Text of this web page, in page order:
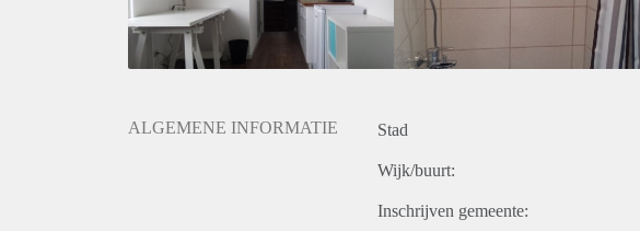
ALGEMENE INFORMATIE Stad
Wijk/buurt:
Inschrijven gemeente: